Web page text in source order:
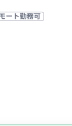
ート勤務可